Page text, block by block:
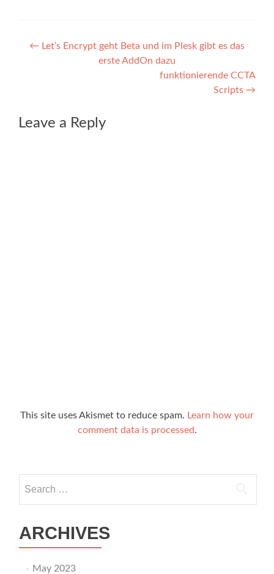
Post
navigation
← Let’s Encrypt geht Beta und im Plesk gibt es das
erste AddOn dazu
funktionierende CCTA
Scripts →
Leave a Reply
This site uses Akismet to reduce spam. Learn how your
comment data is processed.
for:
ARCHIVES
May 2023